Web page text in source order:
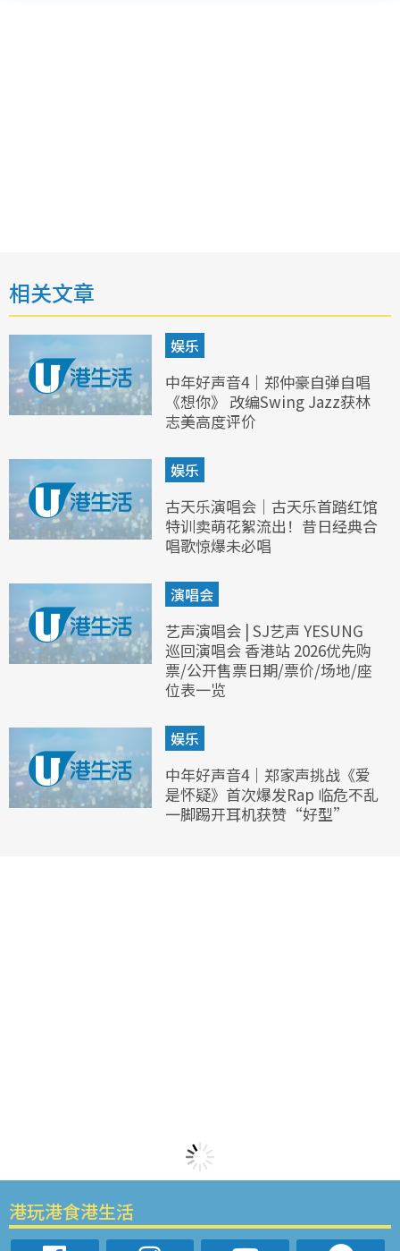
相关文章
娱乐
中年好声音4｜郑仲豪自弹自唱
《想你》 改编Swing Jazz获林
志美高度评价
娱乐
古天乐演唱会｜古天乐首踏红馆
特训卖萌花絮流出！昔日经典合
唱歌惊爆未必唱
演唱会
艺声演唱会 | SJ艺声 YESUNG
巡回演唱会 香港站 2026优先购
票/公开售票日期/票价/场地/座
位表一览
娱乐
中年好声音4｜郑家声挑战《爱
是怀疑》首次爆发Rap 临危不乱
一脚踢开耳机获赞“好型”
港玩港食港生活